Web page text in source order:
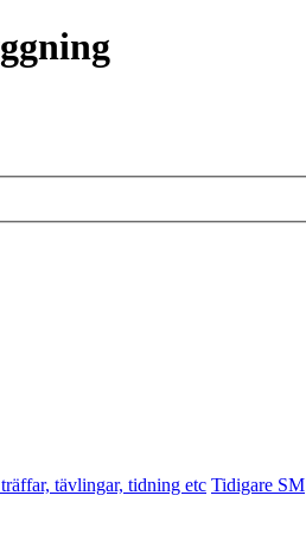
tävlingar, tidning etc Tidigare SM